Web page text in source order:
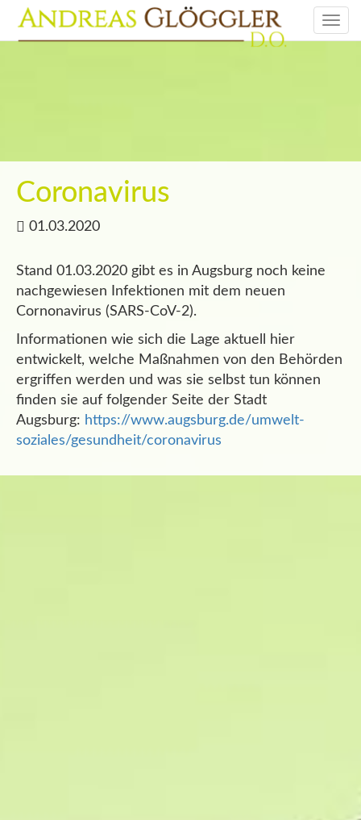
Coronavirus
01.03.2020
Stand 01.03.2020 gibt es in Augsburg noch keine
nachgewiesen Infektionen mit dem neuen
Cornonavirus (SARS-CoV-2).
Informationen wie sich die Lage aktuell hier
entwickelt, welche Maßnahmen von den Behörden
ergriffen werden und was sie selbst tun können
finden sie auf folgender Seite der Stadt
Augsburg: https://www.augsburg.de/umwelt-
soziales/gesundheit/coronavirus